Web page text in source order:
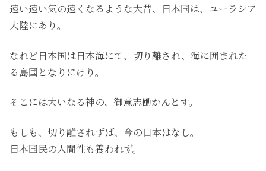
遠い遠い気の遠くなるような大昔、日本国は、ユーラシア
大陸にあり。
なれど日本国は日本海にて、切り離され、海に囲まれた
る島国となりにけり。
そこには大いなる神の、御意志働かんとす。
もしも、切り離されずば、今の日本はなし。
日本国民の人間性も養われず。